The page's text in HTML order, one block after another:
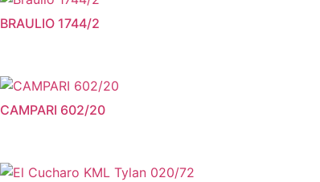
BRAULIO 1744/2
CAMPARI 602/20